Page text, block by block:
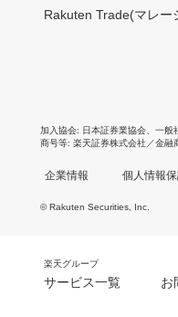
Rakuten Trade(マレー
加入協会 日本証券業協会 一般
商号等 楽天証券株式会社／金融
企業情報 個人情報
© Rakuten Securities, Inc.
楽天グループ
サービス一覧 お